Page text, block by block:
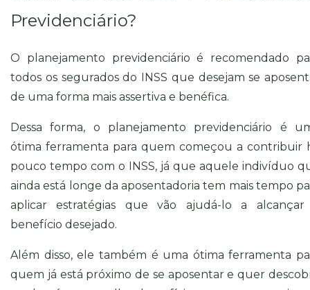
Previdenciário?
O planejamento previdenciário é recomendado
todos os segurados do INSS que desejam se
de uma forma mais assertiva e benéfica.
Dessa forma, o planejamento previdenciário é
ótima ferramenta para quem começou a contribuir
pouco tempo com o INSS, já que aquele indivíduo
ainda está longe da aposentadoria tem mais tempo
aplicar estratégias que vão ajudá-lo a
benefício desejado.
Além disso, ele também é uma ótima ferramenta
quem já está próximo de se aposentar e quer